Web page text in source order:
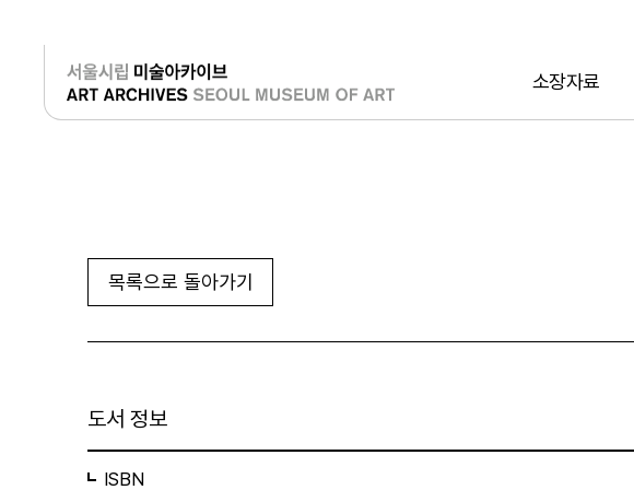
소장자료
로그인
목록으로 돌아가기
도서 정보
ISBN